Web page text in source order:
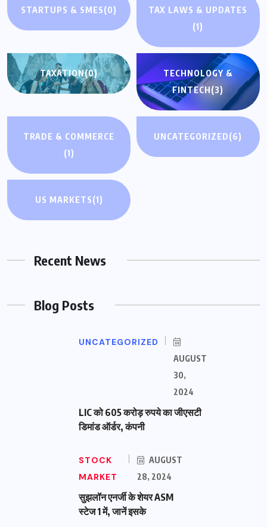
STARTUPS & SMES(0)
TAX LAWS & UPDATES
(1)
TAXATION(0)
TECHNOLOGY &
FINTECH(3)
TRADE & COMMERCE
(1)
UNCATEGORIZED(6)
US MARKETS(1)
Recent News
Blog Posts
UNCATEGORIZED
AUGUST
30,
2024
LIC को 605 करोड़ रुपये का जीएसटी
डिमांड ऑर्डर, कंपनी
STOCK
MARKET
AUGUST
28, 2024
सुझलॉन एनर्जी के शेयर ASM
स्टेज 1 में, जानें इसके